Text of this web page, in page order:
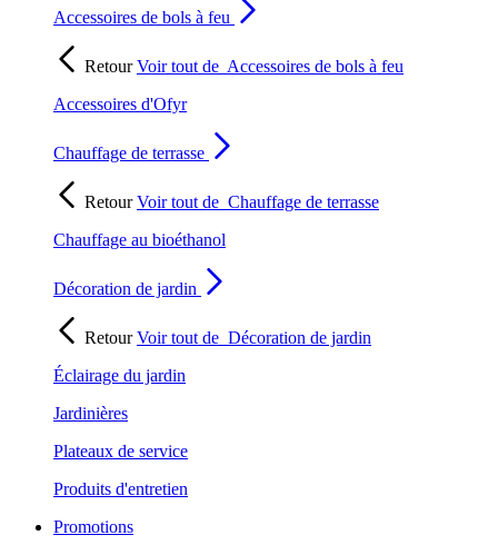
Accessoires de bols à feu
RetourVoir tout de Accessoires de bols à feu
Accessoires d'Ofyr
Chauffage de terrasse
RetourVoir tout de Chauffage de terrasse
Chauffage au bioéthanol
Décoration de jardin
RetourVoir tout de Décoration de jardin
Éclairage du jardin
Jardinières
Plateaux de service
Produits d'entretien
Promotions